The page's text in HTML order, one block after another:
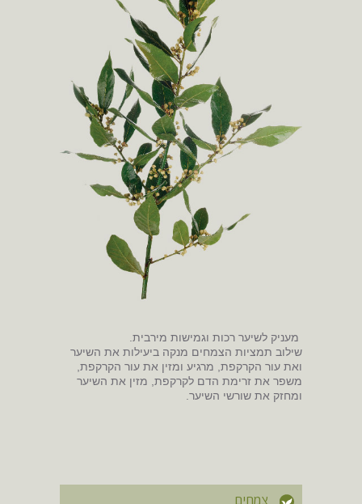
מעניק לשיער רכות וגמישות מירבית.
שילוב תמציות הצמחים מנקה ביעילות את השיער
ואת עור הקרקפת, מרגיע ומזין את עור הקרקפת,
משפר את זרימת הדם לקרקפת, מזין את השיער
ומחזק את שורשי השיער.
צמחים